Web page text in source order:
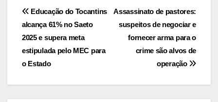
Post
navigation
Assassinato de pastores:
suspeitos de negociar e
fornecer arma para o
crime são alvos de
operação
Educação do Tocantins
alcança 61% no Saeto
2025 e supera meta
estipulada pelo MEC para
o Estado